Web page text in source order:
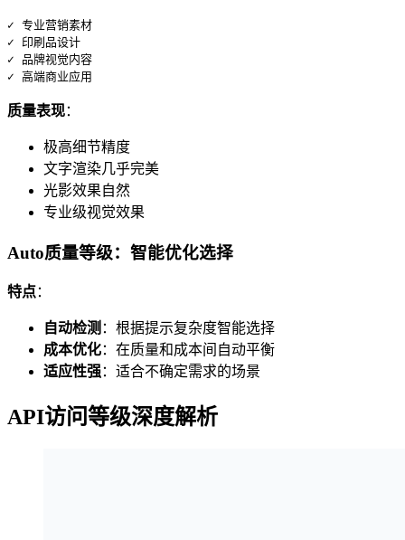
✓ 专业营销素材
✓ 印刷品设计
✓ 品牌视觉内容
质量表现：
极高细节精度
文字渲染几乎完美
光影效果自然
专业级视觉效果
Auto质量等级：智能优化选择
特点：
自动检测 ：根据提示复杂度智能选择
成本优化：在质量和成本间自动平衡
适应性强：适合不确定需求的场景
API访问等级深度解析